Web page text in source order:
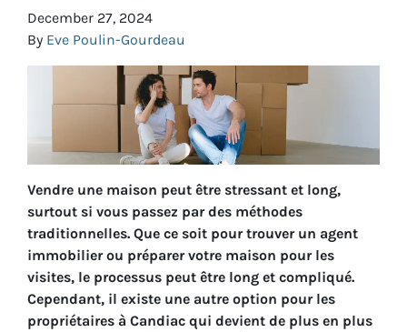
December 27, 2024
By Eve Poulin-Gourdeau
Vendre une maison peut être stressant et long,
surtout si vous passez par des méthodes
traditionnelles. Que ce soit pour trouver un agent
immobilier ou préparer votre maison pour les
visites, le processus peut être long et compliqué.
Cependant, il existe une autre option pour les
propriétaires à Candiac qui devient de plus en plus